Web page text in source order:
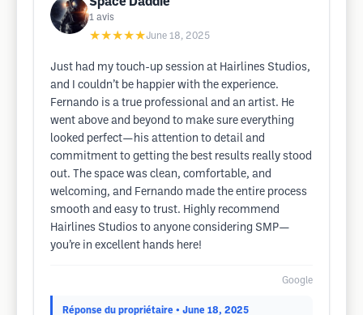
1 avis
★★★★★June 18, 2025
Just had my touch-up session at Hairlines Studios,
and I couldn’t be happier with the experience.
Fernando is a true professional and an artist. He
went above and beyond to make sure everything
looked perfect—his attention to detail and
commitment to getting the best results really stood
out. The space was clean, comfortable, and
welcoming, and Fernando made the entire process
smooth and easy to trust. Highly recommend
Hairlines Studios to anyone considering SMP—
you’re in excellent hands here!
Google
Réponse du propriétaire • June 18, 2025